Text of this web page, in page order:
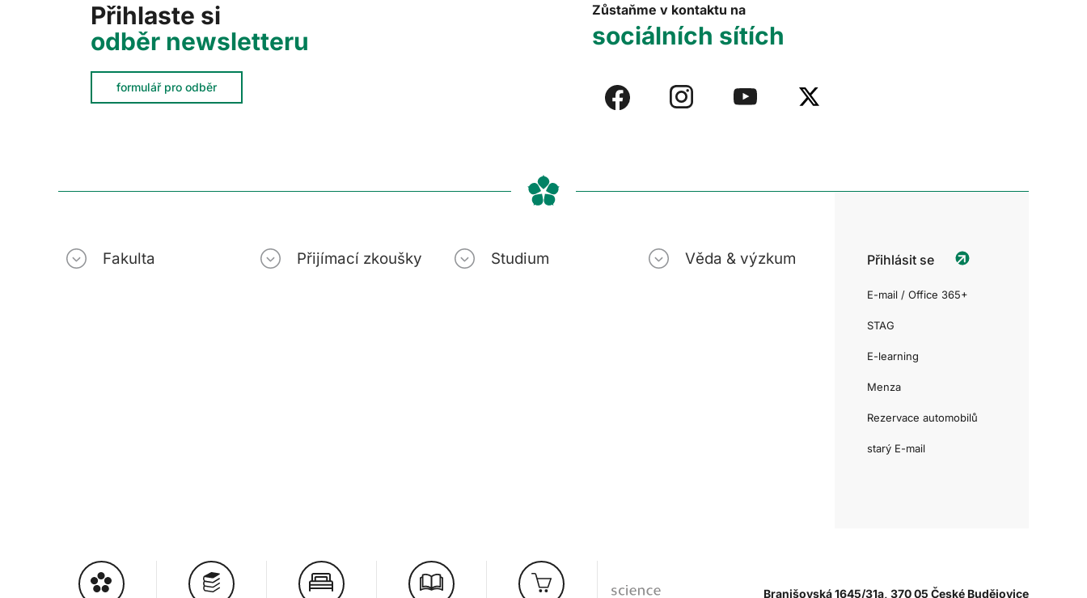
Přihlaste si
odběr newsletteru
formulář pro odběr
Zůstaňme v kontaktu na
sociálních sítích
Fakulta Přijímací zkoušky Studium Věda & výzkum Přihlásit se
E-mail / Office 365+
STAG
E-learning
Menza
Rezervace automobilů
starý E-mail
Branišovská 1645/31a, 370 05 České Budějovice